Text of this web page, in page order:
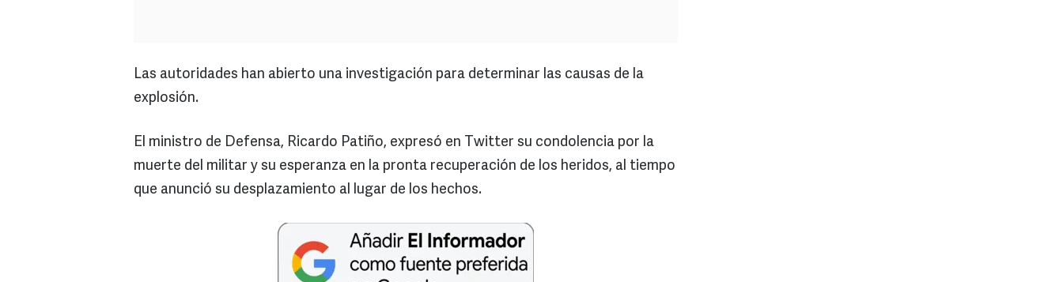
Las autoridades han abierto una investigación para determinar las causas de la
explosión.
El ministro de Defensa, Ricardo Patiño, expresó en Twitter su condolencia por la
muerte del militar y su esperanza en la pronta recuperación de los heridos, al tiempo
que anunció su desplazamiento al lugar de los hechos.